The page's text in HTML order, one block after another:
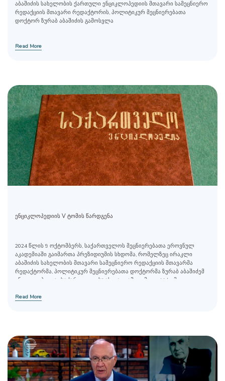
აბაშიძის სახელობის ქართული ენციკლოპედიის მთავარი სამეცნიერო
რედაქციის მთავარი რედაქტორის, პოლიტიკურ მეცნიერებათა
დოქტორ ზურაბ აბაშიძის გამოსვლა
Read More
ენციკლოპედიის V ტომის წარდგენა
2024 წლის 9 ოქტომბერს, საქართველოს მეცნიერებათა ეროვნულ
აკადემიაში გაიმართა პრეზიდიუმის სხდომა, რომელზეც ირაკლი
აბაშიძის სახელობის მთავარი სამეცნიერო რედაქციის მთავარმა
რედაქტორმა, პოლიტიკურ მეცნიერებათა დოქტორმა ზურაბ აბაშიძემ
ენციკლოპედია „საქართველოს“ ახლადგამოცემული V ტომი
Read More